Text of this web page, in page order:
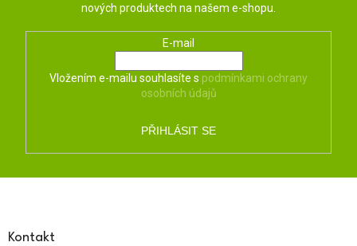
nových produktech na našem e-shopu.
E-mail
Vložením e-mailu souhlasíte s podmínkami ochrany
osobních údajů
PŘIHLÁSIT SE
Kontakt